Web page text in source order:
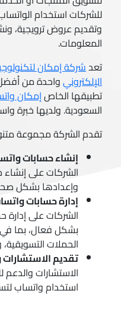
للشركات استخدام
وتقديم عروض ترويجية،
المعلومات.
تعدشركة إمكان
الإلكترونيواحدة من
تطبيقها الخاصإمكان
السعودية. ولديها خبرة
تقدم الشركة مجموعة
إنشاء حسابات
الشركات على
وإعدادها بشكل
إدارة حسابات
الشركات على إدارة
بشكل فعال، بما في
الحملات التسويقية،
تقديم الاستشارات
الاستشارات
استخدام واتساب